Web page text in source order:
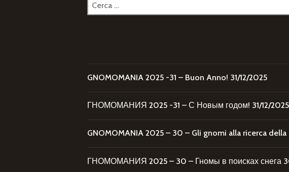
per:
GNOMOMANIA 2025 -31 – Buon Anno! 31/12/2025
ГНОМОМАНИЯ 2025 -31 – С Новым годом! 31/12/2025
GNOMOMANIA 2025 – 30 – Gli gnomi alla ricerca della
ГНОМОМАНИЯ 2025 – 30 – Гномы в поисках снега